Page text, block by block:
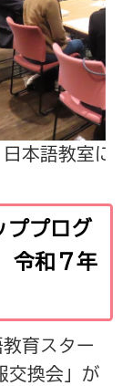
本語教室に
ププログ
和７年
育スター
交換会」が